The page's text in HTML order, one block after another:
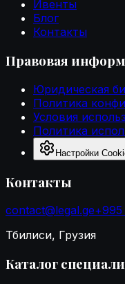
Ивенты
Блог
Контакты
Правовая
Юридическая
Политика
Условия
Политика
Настройки
Контакты
contact@legal.ge+995
Тбилиси, Грузия
Каталог